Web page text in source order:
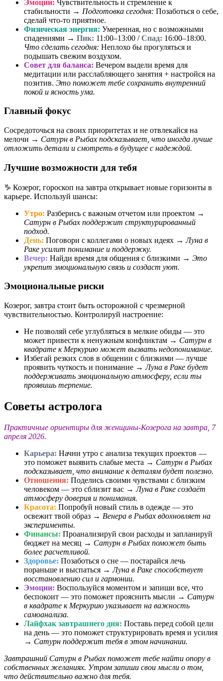
Эмоции: Чувствительность и стремление к
стабильности → Подготовка сегодня: Позаботься о себе,
сделай что-то приятное.
Физическая энергия: Умеренная, но с возможными
спадениями → Пик: 11:00–13:00 /Спад: 16:00–18:00.
Что сделать сегодня: Неплохо бы прогуляться и
подышать свежим воздухом.
Совет для баланса: Вечером выдели время для
медитации или расслабляющего занятия + настройся на
позитив. Это поможет тебе сохранить внутренний
покой и ясность ума.
Главный фокус
Сосредоточься на своих приоритетах и не отвлекайся на
мелочи → Сатурн в Рыбах подсказывает, что иногда лучше
отложить детали и смотреть в будущее с надеждой.
Лучшие возможности для тебя
♑ Козерог, гороскоп на завтра открывает новые горизонты в
карьере. Используй шансы:
Утро: Разберись с важным отчетом или проектом →
Сатурн в Рыбах поддержит структурированный
подход.
День: Поговори с коллегами о новых идеях →Луна в
Раке усилит понимание и поддержку.
Вечер: Найди время для общения с близкими → Это
укрепит эмоциональную связь и создаст уют.
Эмоциональные риски
Козерог, завтра стоит быть осторожной с чрезмерной
чувствительностью. Контролируй настроение:
Не позволяй себе углубляться в мелкие обиды — это
может привести к ненужным конфликтам → Сатурн в
квадрате к Меркурию может вызвать недопонимание.
Избегай резких слов в общении с близкими — лучше
проявить чуткость и понимание →Луна в Раке будет
поддерживать эмоциональную атмосферу, если ты
проявишь терпение.
Советы астролога
Практичные ориентиры для женщины-Козерога на завтра, 7
апреля 2026.
Карьера: Начни утро с анализа текущих проектов —
это поможет выявить слабые места → Сатурн в Рыбах
подсказывает, что внимание к деталям будет полезно.
Отношения: Поделись своими чувствами с близким
человеком — это сблизит вас →Луна в Раке создаёт
атмосферу доверия и понимания.
Красота: Попробуй новый стиль в одежде — это
освежит твой образ → Венера в Рыбах вдохновляет на
эксперименты.
Финансы: Проанализируй свои расходы и запланируй
бюджет на месяц → Сатурн в Рыбах поможет быть
более расчетливой.
Здоровье: Позаботься о сне — постарайся лечь
пораньше и выспаться →Луна в Раке способствует
восстановлению сил и гармонии.
Эмоции: Воспользуйся моментом и запиши все, что
беспокоит — это поможет прояснить мысли → Сатурн
в квадрате к Меркурию указывает на важность
самоанализа.
Лайфхак завтрашнего дня: Поставь перед собой цели
на день — это поможет структурировать время и усилия
→ Сатурн поддержит тебя в этом начинании.
Завтрашний Сатурн в Рыбах поможет тебе найти опору в
собственных желаниях. Утром запиши свои мысли о том,
что действительно важно для тебя.